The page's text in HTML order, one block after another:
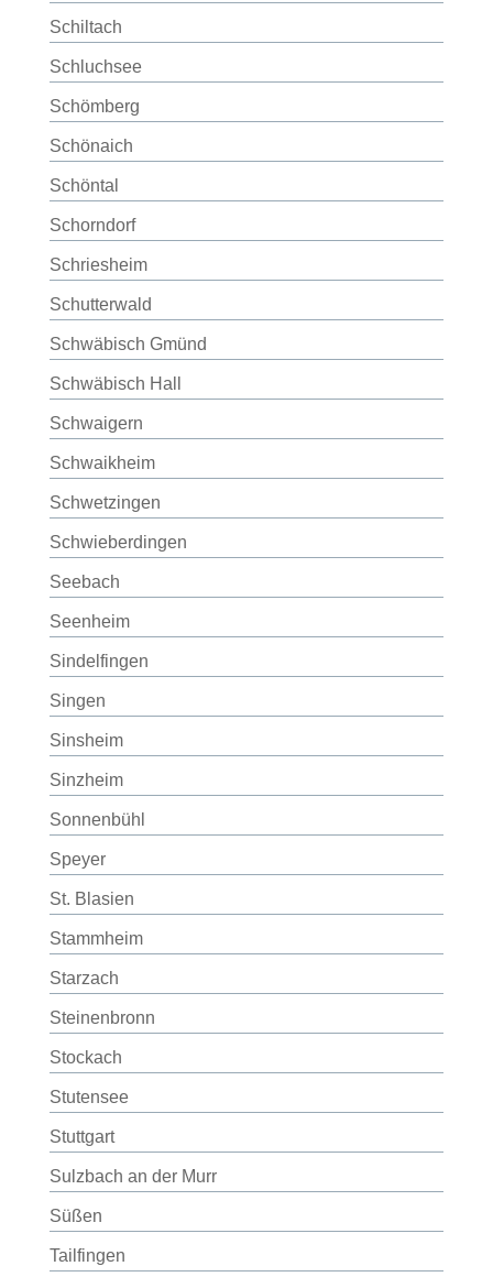
Schiltach
Schluchsee
Schömberg
Schönaich
Schöntal
Schorndorf
Schriesheim
Schutterwald
Schwäbisch Gmünd
Schwäbisch Hall
Schwaigern
Schwaikheim
Schwetzingen
Schwieberdingen
Seebach
Seenheim
Sindelfingen
Singen
Sinsheim
Sinzheim
Sonnenbühl
Speyer
St. Blasien
Stammheim
Starzach
Steinenbronn
Stockach
Stutensee
Stuttgart
Sulzbach an der Murr
Süßen
Tailfingen